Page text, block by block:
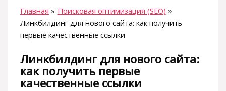
Главная
Поисковая оптимизация (SEO)
Линкбилдинг для нового сайта: как получить
первые качественные ссылки
Линкбилдинг для нового сайта:
как получить первые
качественные ссылки